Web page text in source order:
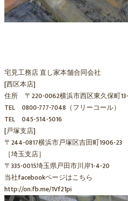
宅見工務店 直し家本舗合同会社
[西区本店]
住所 〒220-0062横浜市西区東久保町
TEL 0800-777-7048（フリーコール）
TEL 045-514-5016
[戸塚支店]
〒244-0817横浜市戸塚区吉田町1906-23
［埼玉支店］
〒335-0015埼玉県戸田市川岸1-4-20
当社facebookページはこちら
http://on.fb.me/1Vf21pi